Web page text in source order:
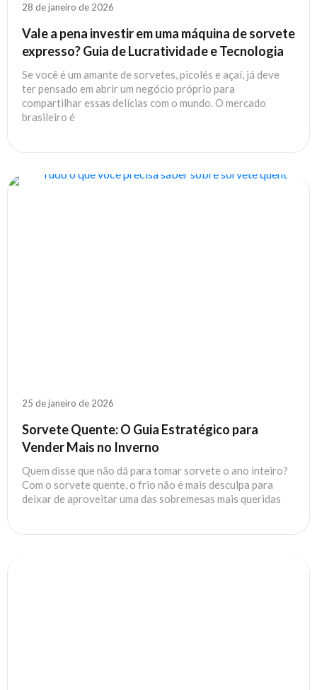
28 de janeiro de 2026
Vale a pena investir em uma máquina de sorvete
expresso? Guia de Lucratividade e Tecnologia
Se você é um amante de sorvetes, picolés e açaí, já deve
ter pensado em abrir um negócio próprio para
compartilhar essas delícias com o mundo. O mercado
brasileiro é
25 de janeiro de 2026
Sorvete Quente: O Guia Estratégico para
Vender Mais no Inverno
Quem disse que não dá para tomar sorvete o ano inteiro?
Com o sorvete quente, o frio não é mais desculpa para
deixar de aproveitar uma das sobremesas mais queridas